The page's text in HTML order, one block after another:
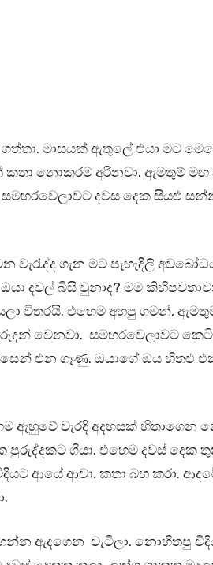
මාසයක් ඇතුලේ එයා මට
නොකරම අරිනවා. ඇමතුම් මඟ
දවස දෙක සියළු
ගැන මට පැහැදිලි
දවල් බිසි වුනාද? මම
විතරයි. එහෙම අහපු ගමන්,
වෙනවා. සමහරවෙලාවට
එන ගෑණු. ඔයාගේ ඔය හිතළු
ඇහුවේ වැරදි අදහසක් හිතාගෙන
පුරුද්දකට ගියා. එහෙම දවස් දෙක
ආයේ ආවා. කතා බහ කරා.
ඇදගෙන වැටිලා. නොහිතපු